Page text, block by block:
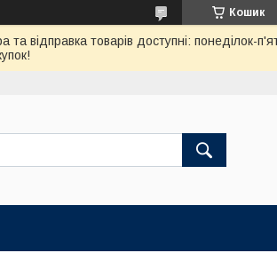
Кошик
відправка товарів доступні: понеділок-